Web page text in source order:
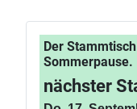
Der
Sommerpause.
nächster